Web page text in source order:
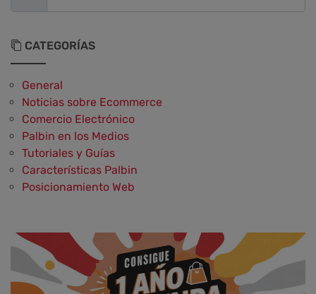
CATEGORÍAS
General
Noticias sobre Ecommerce
Comercio Electrónico
Palbin en los Medios
Tutoriales y Guías
Características Palbin
Posicionamiento Web
Aplicaciones y Herramientas
Testimonios y Opiniones de Palbin.com
Diseño web y UX